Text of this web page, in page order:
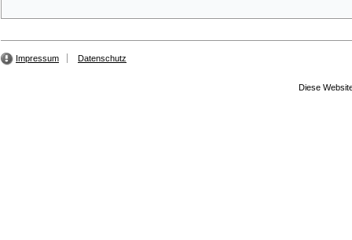
Impressum Datenschutz
Diese